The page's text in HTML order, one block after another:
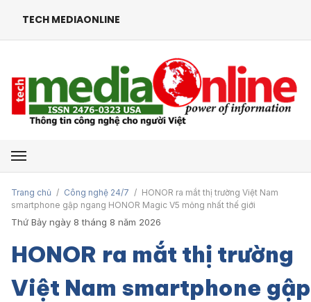
TECH MEDIAONLINE
Mở menu
Trang chủ / Công nghệ 24/7 / HONOR ra mắt thị trường Việt Nam
smartphone gập ngang HONOR Magic V5 mỏng nhất thế giới
Thứ Bảy ngày 8 tháng 8 năm 2026
HONOR ra mắt thị trường
Việt Nam smartphone gập